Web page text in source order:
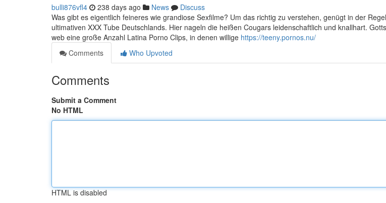
bulli876vfl4 238 days ago News
Discuss
Was gibt es eigentlich feineres wie grandiose Sexfilme? Um das richtig zu verstehen, genügt in der
ultimativen XXX Tube Deutschlands. Hier nageln die heißen Cougars leidenschaftlich und knallhart.
web eine große Anzahl Latina Porno Clips, in denen willige https://teeny.pornos.nu/
Comments
Who Upvoted
Comments
Submit a Comment
No HTML
HTML is disabled